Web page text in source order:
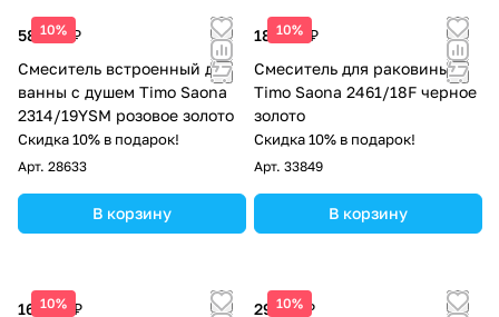
10%
58 150 ₽
Смеситель встроенный для
ванны с душем Timo Saona
2314/19YSM розовое золото
Скидка 10% в подарок!
Арт. 28633
В корзину
10%
18 658 ₽
Смеситель для раковины
Timo Saona 2461/18F черное
золото
Скидка 10% в подарок!
Арт. 33849
В корзину
10%
16 092 ₽ 10%
29 712 ₽